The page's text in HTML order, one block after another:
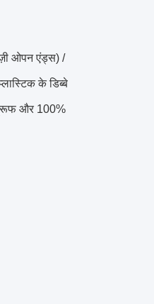
ओपन एंड्स) /
के डिब्बे
प्रूफ और 100%